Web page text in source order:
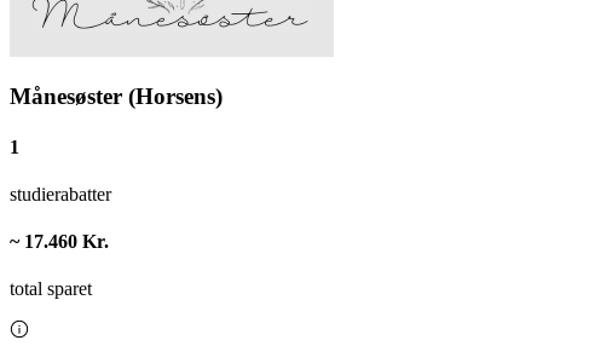
Månesøster (Horsens)
1
studierabatter
~ 17.460 Kr.
total sparet